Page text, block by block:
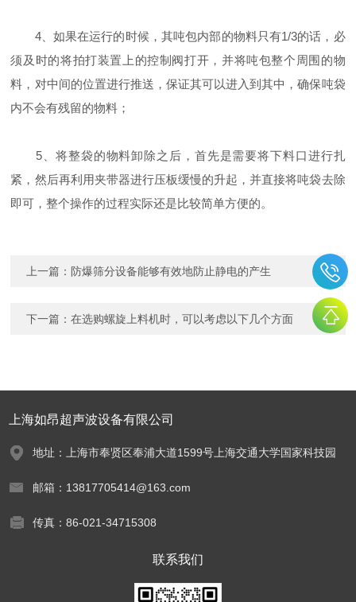
4、如果在运行的时候，其吨包内部的物料只有1/3的话，必
须及时的将拍打装置上的控制阀打开，并将吨包整个周围的物
料，对中间的位置进行推送，保证其可以进入到其中，确保吨袋
内不会有残留的物料；
5、将整袋的物料卸除之后，首先是需要将下料口进行扎
紧，然后再利用夹带器进行压板缓慢的升起，并直接将吨袋去除
即可，整个操作的过程实际还是比较简单方便的。
上一篇： 防爆筛分设备能够有效地防止静电的产生
下一篇：在选购螺旋上料机时，可以考虑以下几个方面
上海如昂超声波设备有限公司
地址：上海市奉贤区奉浦大道1599号上海交通大学国家科技园
邮箱：13817705414@163.com
传真：86-021-34715308
联系我们